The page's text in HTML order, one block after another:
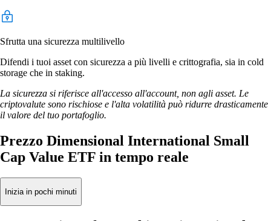
Sfrutta una sicurezza multilivello
Difendi i tuoi asset con sicurezza a più livelli e crittografia, sia in cold
storage che in staking.
La sicurezza si riferisce all'accesso all'account, non agli asset. Le
criptovalute sono rischiose e l'alta volatilità può ridurre drasticamente
il valore del tuo portafoglio.
Prezzo Dimensional International Small
Cap Value ETF in tempo reale
Inizia in pochi minuti